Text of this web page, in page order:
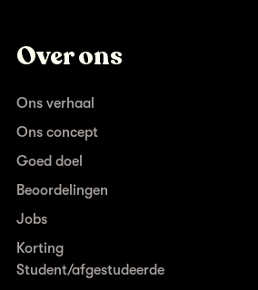
Over ons
Ons verhaal
Ons concept
Goed doel
Beoordelingen
Jobs
Korting
Student/afgestudeerde